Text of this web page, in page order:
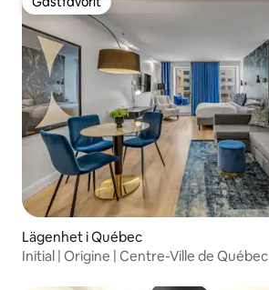
Gästfavorit
Lägenhet i Québec
Initial | Origine | Centre-Ville de Québec